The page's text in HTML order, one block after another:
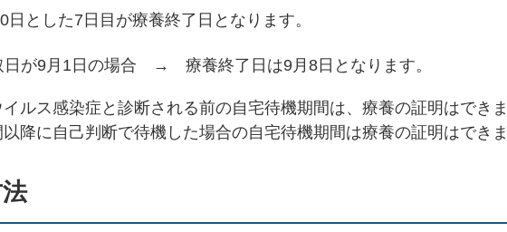
とした7日目が療養終了日となります。
が9月1日の場合 → 療養終了日は9月8日となります。
ルス感染症と診断される前の自宅待機期間は、療養の証明はできま
降に自己判断で待機した場合の自宅待機期間は療養の証明はできま